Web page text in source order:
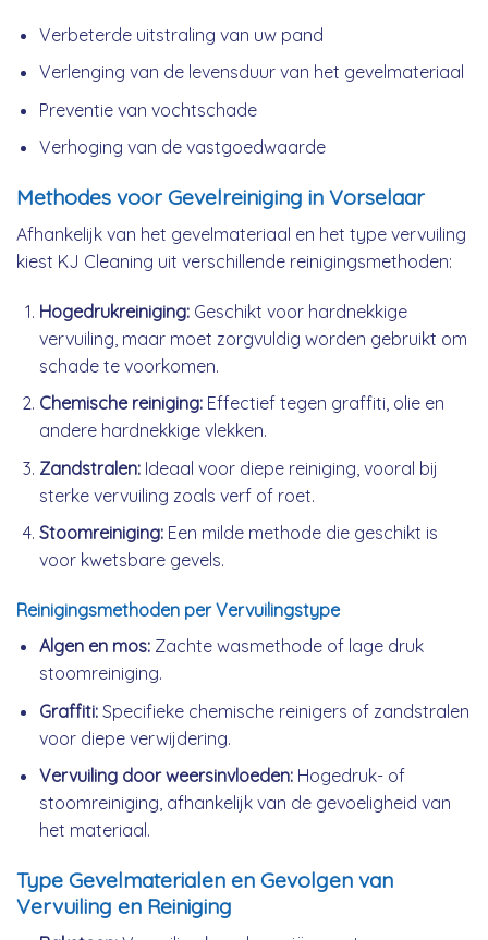
Verbeterde uitstraling van uw pand
Verlenging van de levensduur van het gevelmateriaal
Preventie van vochtschade
Verhoging van de vastgoedwaarde
Methodes voor Gevelreiniging in Vorselaar
Afhankelijk van het gevelmateriaal en het type vervuiling
kiest KJ Cleaning uit verschillende reinigingsmethoden:
Hogedrukreiniging:Geschikt voor hardnekkige
vervuiling, maar moet zorgvuldig worden gebruikt om
schade te voorkomen.
Chemische reiniging:Effectief tegen graffiti, olie en
andere hardnekkige vlekken.
Zandstralen:Ideaal voor diepe reiniging, vooral bij
sterke vervuiling zoals verf of roet.
Stoomreiniging:Een milde methode die geschikt is
voor kwetsbare gevels.
Reinigingsmethoden per Vervuilingstype
Algen en mos:Zachte wasmethode of lage druk
stoomreiniging.
Graffiti:Specifieke chemische reinigers of zandstralen
voor diepe verwijdering.
Vervuiling door weersinvloeden:Hogedruk- of
stoomreiniging, afhankelijk van de gevoeligheid van
het materiaal.
Type Gevelmaterialen en Gevolgen van
Vervuiling en Reiniging